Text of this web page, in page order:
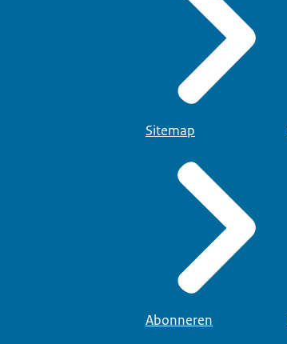
Sitemap
Abonneren